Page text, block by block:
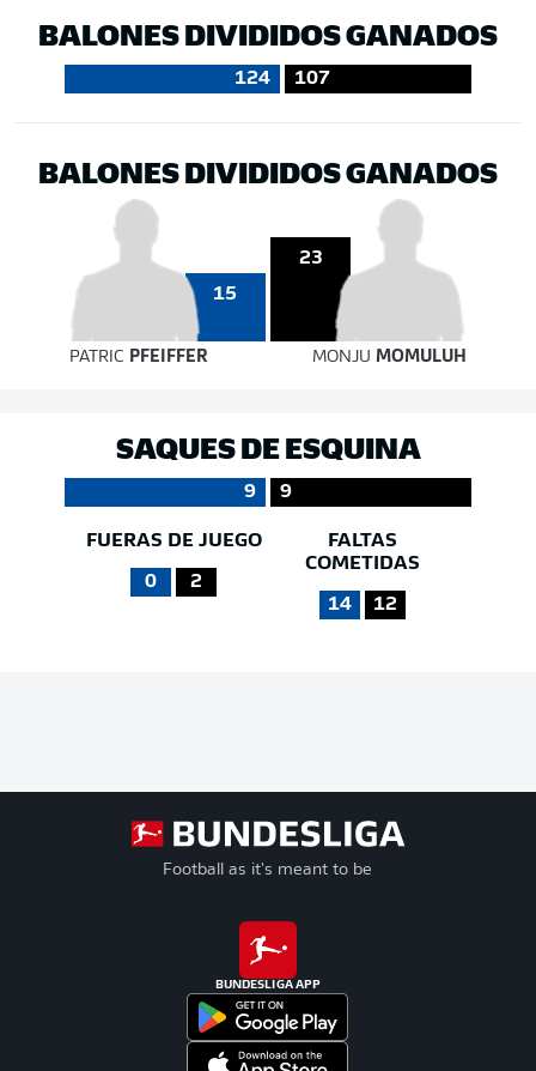
BALONES DIVIDIDOS GANADOS
124 107
BALONES DIVIDIDOS GANADOS
15
23
PATRIC PFEIFFER MONJUMOMULUH
SAQUES DE ESQUINA
9 9
FUERAS DE JUEGO
0 2
FALTAS
COMETIDAS
14 12
Football as it's meant to be
BUNDESLIGA APP